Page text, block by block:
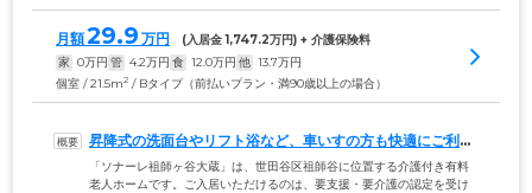
月額29.9 万円 (入居金 1,747.2万円) + 介護保険料
家 0万円 管 4.2万円 食 12.0万円 他 13.7万円
個室 / 21.5m2 / Bタイプ（前払いプラン・満90歳以上の場合）
昇降式の洗面台やリフト浴など、車いすの方も快適にご利用
いただけます
「ソナーレ祖師ヶ谷大蔵」は、世田谷区祖師谷に位置する介護付き有料
老人ホームです。ご入居いただけるのは、要支援・要介護の認定を受け